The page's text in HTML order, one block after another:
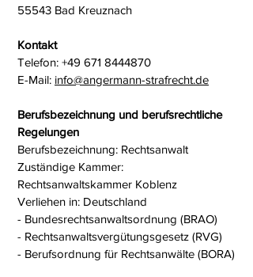
55543 Bad Kreuznach
Kontakt
Telefon: +49 671 8444870
E-Mail: info@angermann-strafrecht.de
Berufsbezeichnung und berufsrechtliche
Regelungen
Berufsbezeichnung: Rechtsanwalt
Zuständige Kammer:
Rechtsanwaltskammer Koblenz
Verliehen in: Deutschland
- Bundesrechtsanwaltsordnung (BRAO)
- Rechtsanwaltsvergütungsgesetz (RVG)
- Berufsordnung für Rechtsanwälte (BORA)